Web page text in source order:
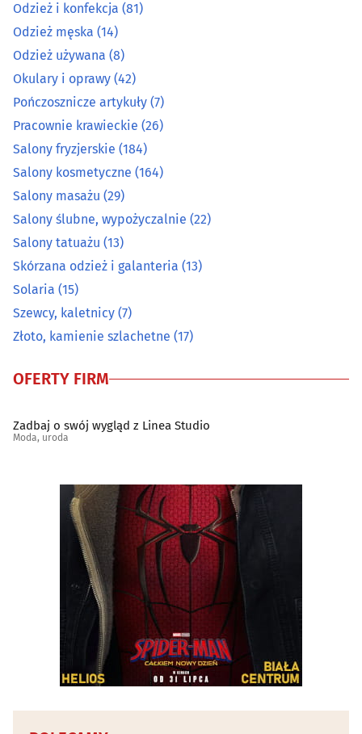
Salony kosmetyczne
Salony masażu(29)
Salony ślubne, wypożyczalnie
Skórzana odzież i galanteria
Solaria (15)
Szewcy, kaletnicy
Złoto, kamienie szlachetne (17)
Odzież i konfekcja (81)
Odzież męska (14)
Odzież używana (8)
Okulary i oprawy (42)
Pończosznicze artykuły (7)
Pracownie krawieckie (26)
Salony fryzjerskie (184)
Salony kosmetyczne (164)
Salony masażu (29)
Salony ślubne, wypożyczalnie (22)
Salony tatuażu (13)
Skórzana odzież i galanteria (13)
Solaria (15)
Szewcy, kaletnicy (7)
Złoto, kamienie szlachetne (17)
OFERTY FIRM
Zadbaj o swój wygląd z Linea Studio
Moda, uroda